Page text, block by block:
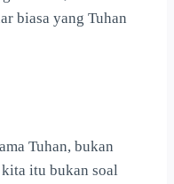
biasa yang Tuhan
Tuhan, bukan
itu bukan soal